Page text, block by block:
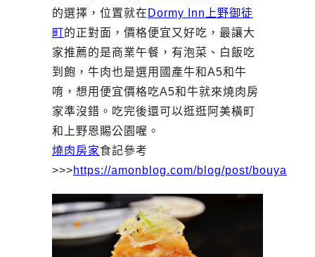
的選擇，位置就在 Dormy Inn上野御徒
町的正對面，價格便宜又好吃，最讓大
家推薦的是商業午餐，有泡菜、白飯吃
到飽，牛肉也是選用國產牛和A5和牛
唷，想用便宜價格吃A5和牛就來燒肉房
家準沒錯。吃完後還可以逛逛阿美橫町
和上野恩賜公園喔。
燒肉房家食記參考
>>>https://amonblog.com/blog/post/bouya